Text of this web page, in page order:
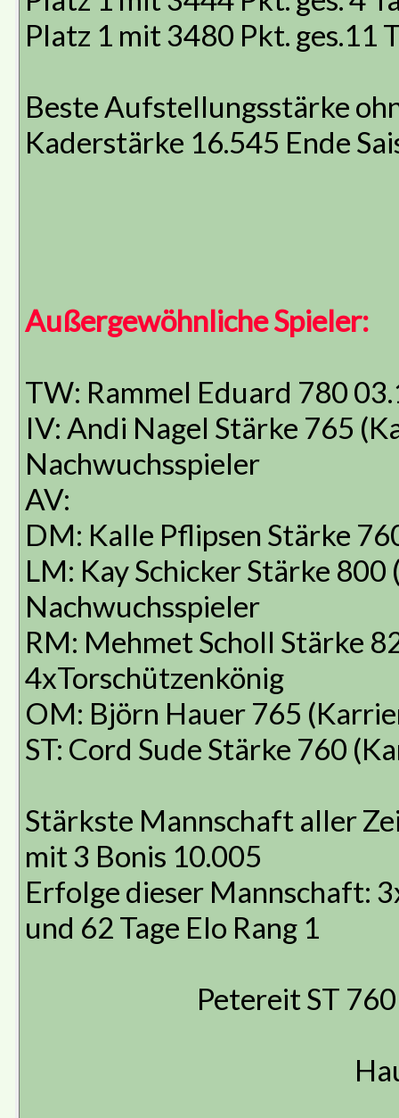
Platz 1 mit 3480 Pkt. ges.11
Beste Aufstellungsstärke
Kaderstärke 16.545 Ende
Außergewöhnliche Spieler:
TW: Rammel Eduard 780
IV: Andi Nagel Stärke 765
Nachwuchsspieler
AV:
DM: Kalle Pflipsen Stärke
LM: Kay Schicker Stärke
Nachwuchsspieler
RM: Mehmet Scholl Stärke
4xTorschützenkönig
OM: Björn Hauer 765
ST: Cord Sude Stärke 760
Stärkste Mannschaft aller
mit 3 Bonis 10.005
Erfolge dieser Mannschaft:
und 62 Tage Elo Rang 1
Petereit ST 760